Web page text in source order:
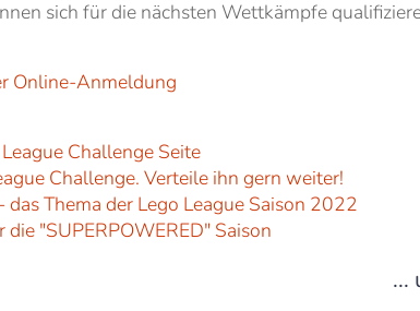
sich für die nächsten Wettkämpfe
Online-Anmeldung
Challenge Seite
Challenge. Verteile ihn gern weiter!
das Thema der Lego League Saison 2022
"SUPERPOWERED" Saison
...